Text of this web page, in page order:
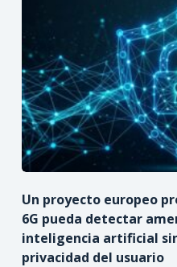
Un proyecto europeo
6G pueda detectar
inteligencia artificial
privacidad del usuario